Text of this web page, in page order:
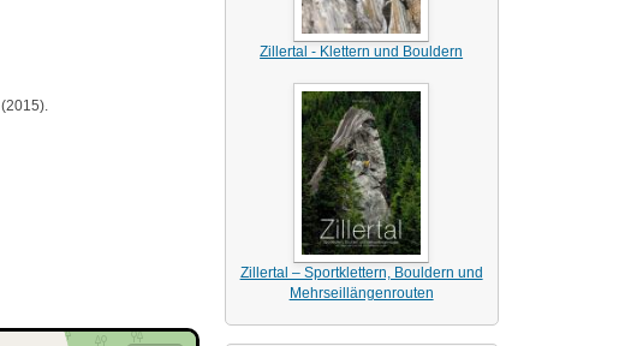
(2015).
Zillertal - Klettern und Bouldern
Zillertal – Sportklettern, Bouldern und
Mehrseillängenrouten